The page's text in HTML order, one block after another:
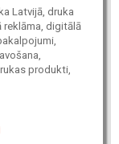
Latvijā, druka
reklāma, digitālā
produkti,